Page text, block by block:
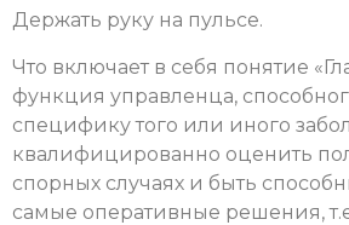
Держать руку на пульсе.
Что включает в себя понятие
функция управленца,
специфику того или иного
квалифицированно оценить
спорных случаях и быть
самые оперативные решения,